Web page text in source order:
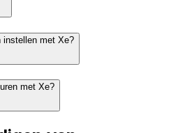
instellen met Xe?
met Xe?